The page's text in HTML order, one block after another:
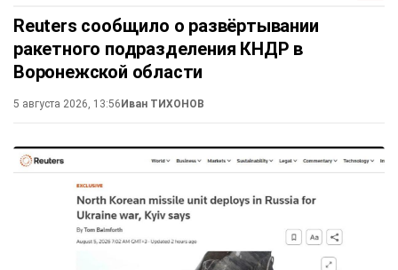
Reuters сообщило о развёртывании
ракетного подразделения КНДР в
Воронежской области
5 августа 2026, 13:56 Иван ТИХОНОВ